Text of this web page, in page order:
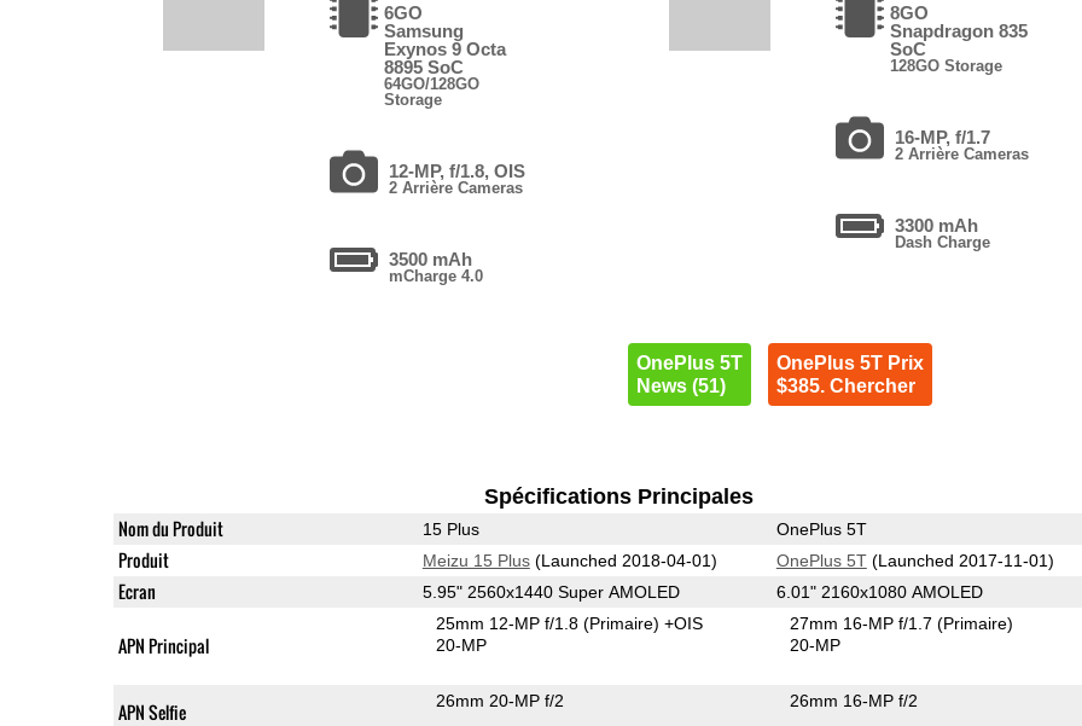
6GO
Samsung
Exynos 9 Octa
8895 SoC
64GO/128GO
Storage
12-MP, f/1.8, OIS
2 Arrière Cameras
3500 mAh
mCharge 4.0
8GO
Snapdragon 835
SoC
128GO Storage
16-MP, f/1.7
2 Arrière Cameras
3300 mAh
Dash Charge
OnePlus 5T
News (51)
OnePlus 5T Prix
$385. Chercher
Spécifications Principales
Nom du Produit 15 Plus OnePlus 5T
Produit Meizu 15 Plus(Launched 2018-04-01) OnePlus 5T(Launched 2017-11-01)
Ecran 5.95" 2560x1440 Super AMOLED 6.01" 2160x1080 AMOLED
APN Principal
25mm 12-MP f/1.8(Primaire) +OIS
20-MP
27mm 16-MP f/1.7(Primaire)
20-MP
APN Selfie 26mm 20-MP f/2 26mm 16-MP f/2